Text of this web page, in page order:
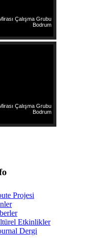
Çalışma Grubu
Bodrum
Çalışma Grubu
Bodrum
Projesi
Etkinlikler
Dergi